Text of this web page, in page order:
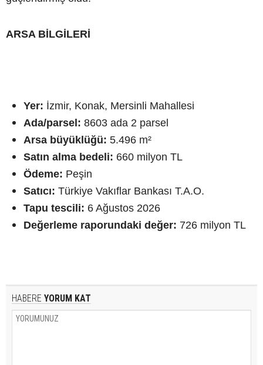
ARSA BİLGİLERİ
Yer: İzmir, Konak, Mersinli Mahallesi
Ada/parsel: 8603 ada 2 parsel
Arsa büyüklüğü: 5.496 m²
Satın alma bedeli: 660 milyon TL
Ödeme: Peşin
Satıcı: Türkiye Vakıflar Bankası T.A.O.
Tapu tescili: 6 Ağustos 2026
Değerleme raporundaki değer: 726 milyon TL
HABERE YORUM KAT